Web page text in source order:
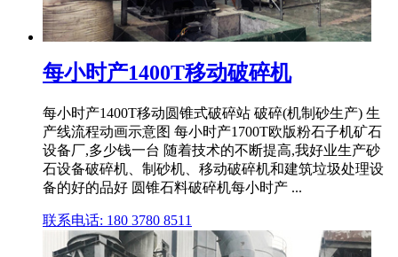
每小时产1400T移动破碎机
每小时产1400T移动圆锥式破碎站 破碎(机制砂生产) 生
产线流程动画示意图 每小时产1700T欧版粉石子机矿石
设备厂,多少钱一台 随着技术的不断提高,我好业生产砂
石设备破碎机、制砂机、移动破碎机和建筑垃圾处理设
备的好的品好 圆锥石料破碎机每小时产 ...
联系电话: 180 3780 8511